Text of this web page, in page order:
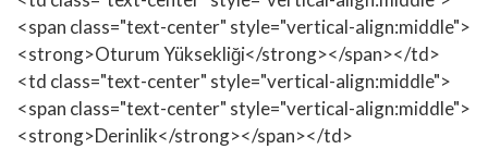
<span class="text-center" style="vertical-align:middle">
<strong>Oturum Yüksekliği</strong></span></td>
<td class="text-center" style="vertical-align:middle">
<span class="text-center" style="vertical-align:middle">
<strong>Derinlik</strong></span></td>